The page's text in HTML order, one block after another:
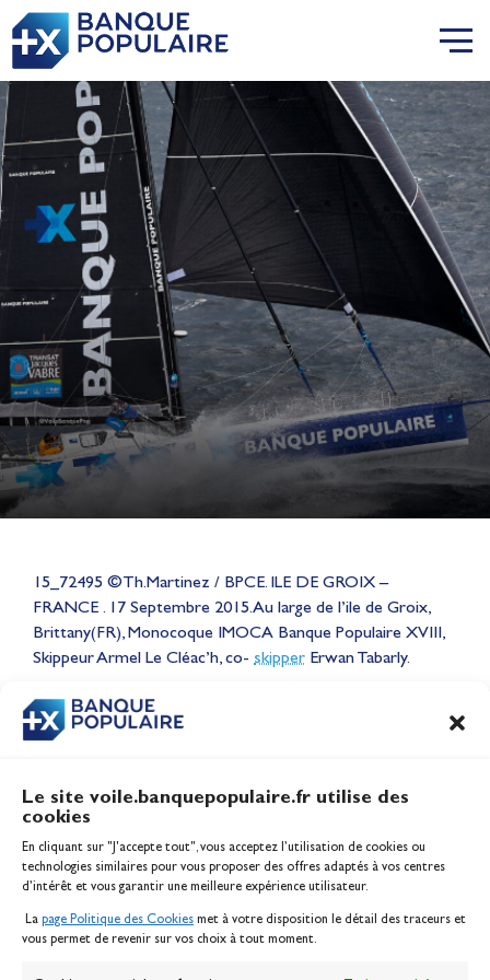
Le site voile.banquepopulaire.fr utilise des
cookies
En cliquant sur "J'accepte tout", vous acceptez l’utilisation de cookies ou
technologies similaires pour vous proposer des offres adaptés à vos centres
d’intérêt et vous garantir une meilleure expérience utilisateur.
La page Politique des Cookies met à votre disposition le détail des traceurs et
vous permet de revenir sur vos choix à tout moment.
15_72495 ©Th.Martinez / BPCE. ILE DE GROIX –
FRANCE . 17 Septembre 2015. Au large de l’ile de Groix,
Brittany(FR), Monocoque IMOCA Banque Populaire XVIII,
Skippeur Armel Le Cléac’h, co- skipper Erwan Tabarly.
CONTENU
Lauriane Nolot en or à Long
Beach, sur le plan d'eau des
Jeux Olympiques 2028
Inscription serveur média
Contact
Politique des cookies